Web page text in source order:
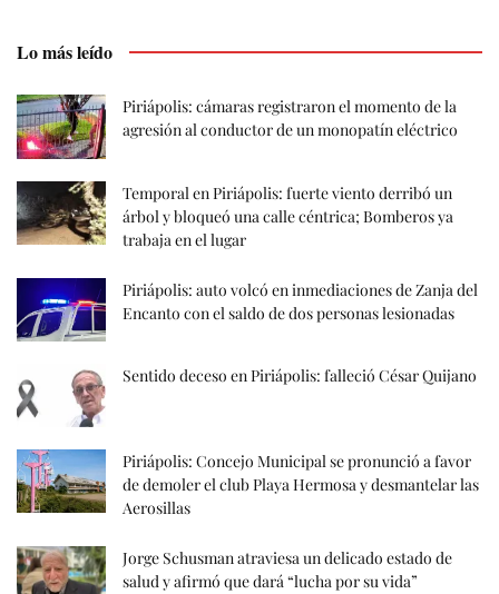
Lo más leído
Piriápolis: cámaras registraron el momento de la
agresión al conductor de un monopatín eléctrico
Temporal en Piriápolis: fuerte viento derribó un
árbol y bloqueó una calle céntrica; Bomberos ya
trabaja en el lugar
Piriápolis: auto volcó en inmediaciones de Zanja del
Encanto con el saldo de dos personas lesionadas
Sentido deceso en Piriápolis: falleció César Quijano
Piriápolis: Concejo Municipal se pronunció a favor
de demoler el club Playa Hermosa y desmantelar las
Aerosillas
Jorge Schusman atraviesa un delicado estado de
salud y afirmó que dará “lucha por su vida”